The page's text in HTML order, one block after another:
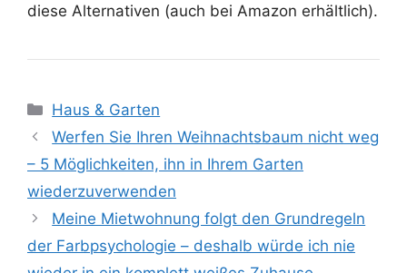
diese Alternativen (auch bei Amazon erhältlich).
Kategorien
Haus & Garten
Werfen Sie Ihren Weihnachtsbaum nicht weg
– 5 Möglichkeiten, ihn in Ihrem Garten
wiederzuverwenden
Meine Mietwohnung folgt den Grundregeln
der Farbpsychologie – deshalb würde ich nie